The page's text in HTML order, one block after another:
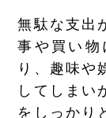
無駄な支出
事や買い物
り、趣味や
してしまい
をしっかり